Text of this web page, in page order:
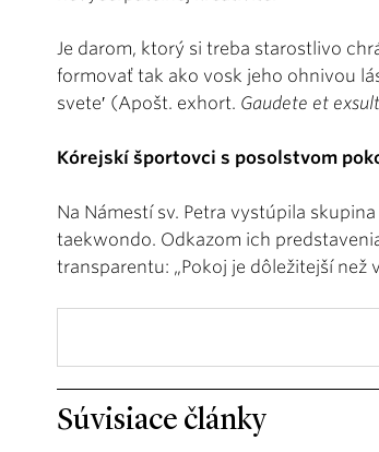
Je darom, ktorý si treba starostlivo
formovať tak ako vosk jeho ohnivou
svete′ (Apošt. exhort. Gaudete et
Kórejskí športovci s posolstvom
Na Námestí sv. Petra vystúpila
taekwondo. Odkazom ich
transparentu: „Pokoj je dôležitejší než
Súvisiace články